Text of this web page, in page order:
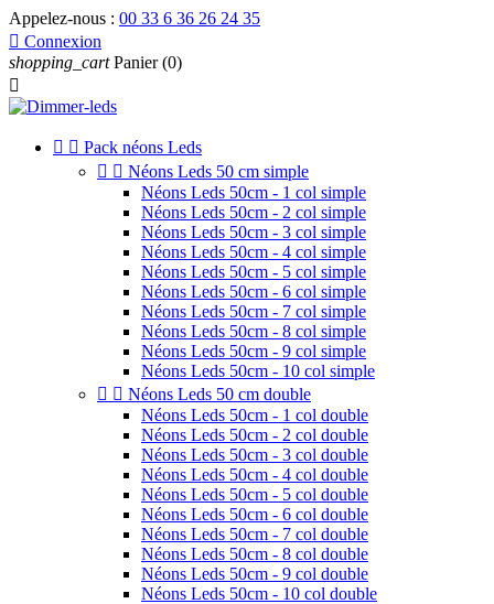
Appelez-nous : 00 33 6 36 26 24 35
 Connexion
shopping_cart Panier (0)

  Pack néons Leds
  Néons Leds 50 cm simple
Néons Leds 50cm - 1 col simple
Néons Leds 50cm - 2 col simple
Néons Leds 50cm - 3 col simple
Néons Leds 50cm - 4 col simple
Néons Leds 50cm - 5 col simple
Néons Leds 50cm - 6 col simple
Néons Leds 50cm - 7 col simple
Néons Leds 50cm - 8 col simple
Néons Leds 50cm - 9 col simple
Néons Leds 50cm - 10 col simple
  Néons Leds 50 cm double
Néons Leds 50cm - 1 col double
Néons Leds 50cm - 2 col double
Néons Leds 50cm - 3 col double
Néons Leds 50cm - 4 col double
Néons Leds 50cm - 5 col double
Néons Leds 50cm - 6 col double
Néons Leds 50cm - 7 col double
Néons Leds 50cm - 8 col double
Néons Leds 50cm - 9 col double
Néons Leds 50cm - 10 col double